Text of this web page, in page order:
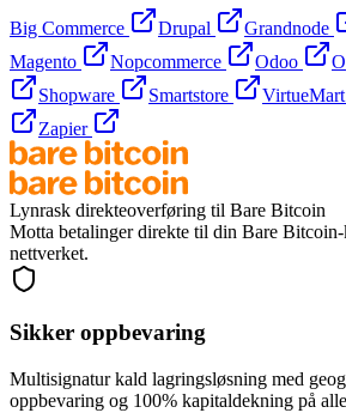
Big Commerce Drupal Grandnode
Magento
Nopcommerce Odoo
Shopware
Smartstore VirtueMart
Zapier
Lynrask direkteoverføring til Bare Bitcoin
Motta betalinger direkte til din Bare
nettverket.
Sikker oppbevaring
Multisignatur kald lagringsløsning med
oppbevaring og 100% kapitaldekning på